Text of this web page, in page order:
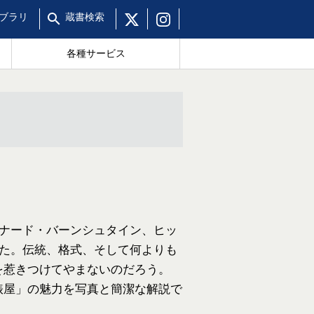
ラリ 蔵書検索
各種サービス
ード・バーンシュタイン、ヒッ
。伝統、格式、そして何よりも
きつけてやまないのだろう。
」の魅力を写真と簡潔な解説で